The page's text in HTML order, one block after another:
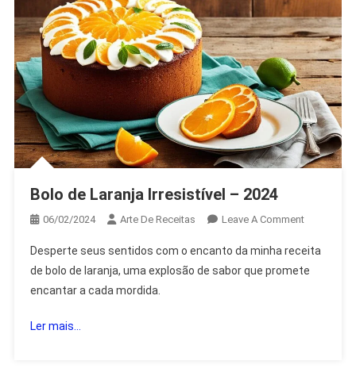
Bolo de Laranja Irresistível – 2024
06/02/2024 Arte De Receitas Leave A CommentOn
De
Laranja
Desperte seus sentidos com o encanto da minha receita
de bolo de laranja, uma explosão de sabor que promete
encantar a cada mordida.
Ler mais...